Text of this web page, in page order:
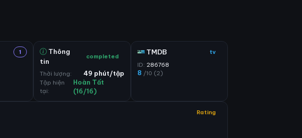
1
Thông
tin
completed
Thời lượng:
49 phút/tập
Tập hiện
tại:
Hoàn Tất
(16/16)
TMDB tv
ID: 286768
8 /10 (2)
Rating